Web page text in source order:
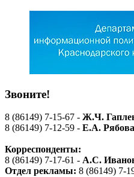
Звоните!
8 (86149) 7-15-67 - Ж.Ч.
8 (86149) 7-12-59 - Е.А. Рябова
Корреспонденты:
8 (86149) 7-17-61 - А.С.
Отдел рекламы: 8 (86149) 7-